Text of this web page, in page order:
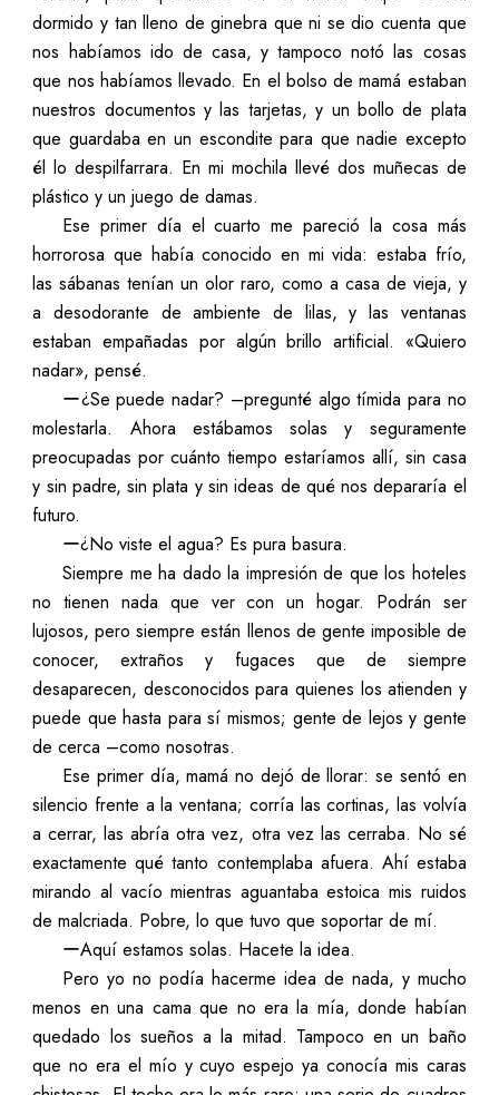
dormido y tan lleno de ginebra que ni se dio cuenta que
nos habíamos ido de casa, y tampoco notó las cosas
que nos habíamos llevado. En el bolso de mamá estaban
nuestros documentos y las tarjetas, y un bollo de plata
que guardaba en un escondite para que nadie excepto
él lo despilfarrara. En mi mochila llevé dos muñecas de
plástico y un juego de damas.
Ese primer día el cuarto me pareció la cosa más
horrorosa que había conocido en mi vida: estaba frío,
las sábanas tenían un olor raro, como a casa de vieja, y
a desodorante de ambiente de lilas, y las ventanas
estaban empañadas por algún brillo artificial. «Quiero
nadar», pensé.
ー¿Se puede nadar? –pregunté algo tímida para no
molestarla. Ahora estábamos solas y seguramente
preocupadas por cuánto tiempo estaríamos allí, sin casa
y sin padre, sin plata y sin ideas de qué nos depararía el
futuro.
ー¿No viste el agua? Es pura basura.
Siempre me ha dado la impresión de que los hoteles
no tienen nada que ver con un hogar. Podrán ser
lujosos, pero siempre están llenos de gente imposible de
conocer, extraños y fugaces que de siempre
desaparecen, desconocidos para quienes los atienden y
puede que hasta para sí mismos; gente de lejos y gente
de cerca –como nosotras.
Ese primer día, mamá no dejó de llorar: se sentó en
silencio frente a la ventana; corría las cortinas, las volvía
a cerrar, las abría otra vez, otra vez las cerraba. No sé
exactamente qué tanto contemplaba afuera. Ahí estaba
mirando al vacío mientras aguantaba estoica mis ruidos
de malcriada. Pobre, lo que tuvo que soportar de mí.
ーAquí estamos solas. Hacete la idea.
Pero yo no podía hacerme idea de nada, y mucho
menos en una cama que no era la mía, donde habían
quedado los sueños a la mitad. Tampoco en un baño
que no era el mío y cuyo espejo ya conocía mis caras